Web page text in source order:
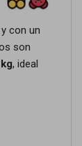
con un
son
, ideal